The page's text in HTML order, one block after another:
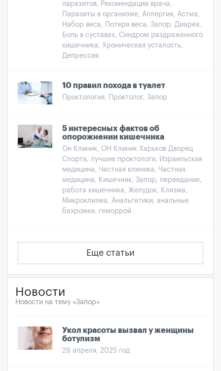
паразитов, Рекомендации врача,
Паразиты в организме, Аллергия, Астма,
Набор веса, Потеря веса, Запор, Диарея,
Боль в суставах, Синдром раздраженного
кишечника, Хроническая усталость,
Депрессия
10 правил похода в туалет
Проктология, Проктолог, Запор
5 интересных фактов об
опорожнении кишечника
Он Клиник, ОН Клиник Харьков Дворец
Спорта, лучшие проктологи, Израильская
медицина, Частная клиника, Частная
медицина, Кишечник, Запор, переедание,
работа кишечника, Желудок, Клизма,
Микроклизма, Анальгетики, анальные
бахромки, геморрой
Еще статьи
Новости
Новости на тему «Запор»
Укол красоты вызвал у женщины
ботулизм
28 апреля, 2025 год